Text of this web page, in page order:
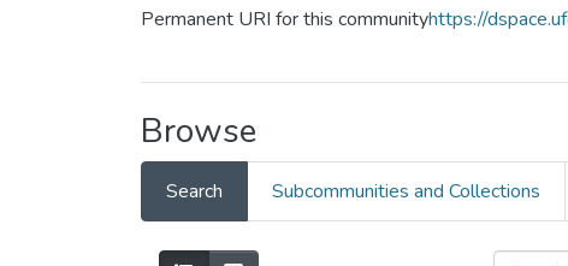
Permanent URI for this communityhttps://
Browse
Search Subcommunities and Collections